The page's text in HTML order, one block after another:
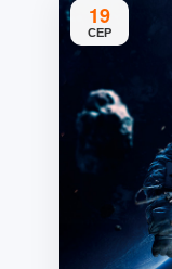
19
СЕР